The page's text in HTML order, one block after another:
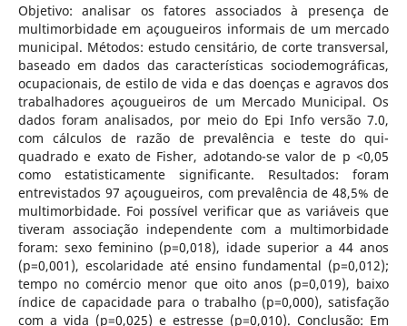
Objetivo: analisar os fatores associados à presença de
multimorbidade em açougueiros informais de um mercado
municipal. Métodos: estudo censitário, de corte transversal,
baseado em dados das características sociodemográficas,
ocupacionais, de estilo de vida e das doenças e agravos dos
trabalhadores açougueiros de um Mercado Municipal. Os
dados foram analisados, por meio do Epi Info versão 7.0,
com cálculos de razão de prevalência e teste do qui-
quadrado e exato de Fisher, adotando-se valor de p <0,05
como estatisticamente significante. Resultados: foram
entrevistados 97 açougueiros, com prevalência de 48,5% de
multimorbidade. Foi possível verificar que as variáveis que
tiveram associação independente com a multimorbidade
foram: sexo feminino (p=0,018), idade superior a 44 anos
(p=0,001), escolaridade até ensino fundamental (p=0,012);
tempo no comércio menor que oito anos (p=0,019), baixo
índice de capacidade para o trabalho (p=0,000), satisfação
com a vida (p=0,025) e estresse (p=0,010). Conclusão: Em